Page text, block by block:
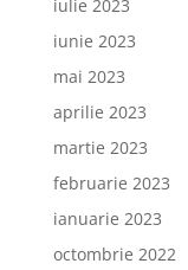
iulie 2023
iunie 2023
mai 2023
aprilie 2023
martie 2023
februarie 2023
ianuarie 2023
octombrie 2022